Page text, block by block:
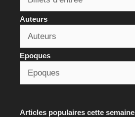
Auteurs
Epoques
Articles populaires cette semaine